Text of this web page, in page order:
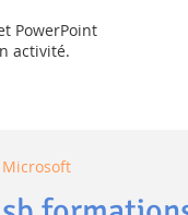
PowerPoint
activité.
Microsoft